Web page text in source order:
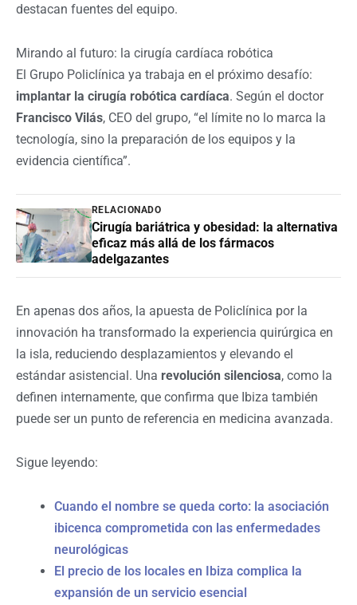
destacan fuentes del equipo.
Mirando al futuro: la cirugía cardíaca robótica
El Grupo Policlínica ya trabaja en el próximo desafío:
implantar la cirugía robótica cardíaca. Según el doctor
Francisco Vilás, CEO del grupo, “el límite no lo marca la
tecnología, sino la preparación de los equipos y la
evidencia científica”.
RELACIONADO
Cirugía bariátrica y obesidad: la alternativa
eficaz más allá de los fármacos
adelgazantes
En apenas dos años, la apuesta de Policlínica por la
innovación ha transformado la experiencia quirúrgica en
la isla, reduciendo desplazamientos y elevando el
estándar asistencial. Una revolución silenciosa, como la
definen internamente, que confirma que Ibiza también
puede ser un punto de referencia en medicina avanzada.
Sigue leyendo:
Cuando el nombre se queda corto: la asociación
ibicenca comprometida con las enfermedades
neurológicas
El precio de los locales en Ibiza complica la
expansión de un servicio esencial